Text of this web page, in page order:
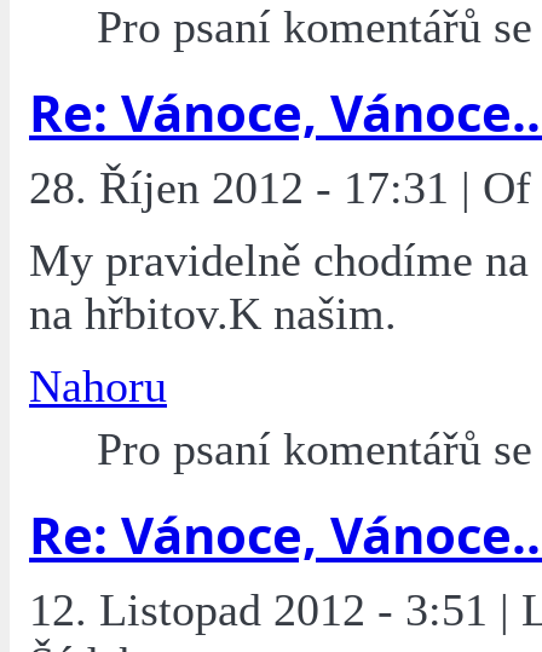
Pro psaní komentářů
Re: Vánoce,
28. Říjen 2012 - 17:31 |
My pravidelně chodíme na
na hřbitov.K našim.
Nahoru
Pro psaní komentářů
Re: Vánoce,
12. Listopad 2012 - 3:51 |